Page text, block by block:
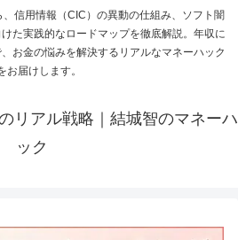
信用情報（CIC）の異動の仕組み、ソフト闇
た実践的なロードマップを徹底解説。年収に
お金の悩みを解決するリアルなマネーハック
お届けします。
リアル戦略｜結城智のマネーハ
ック